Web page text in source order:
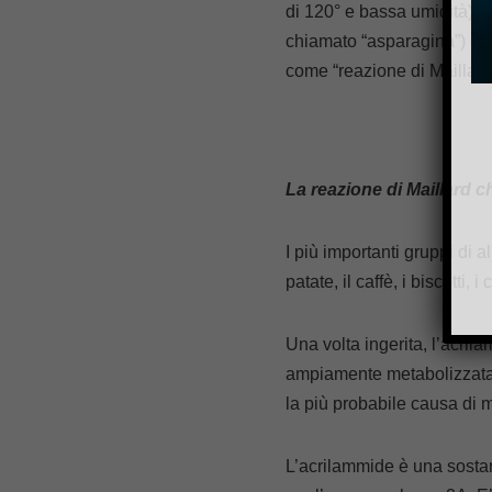
di 120° e bassa umidità).
chiamato “asparagina”)
come “reazione di
La reazione di Maillard
I più importanti gruppi di
patate, il caffè, i biscotti, i
Una volta ingerita,
ampiamente
la più probabile causa di
L’acrilammide è una